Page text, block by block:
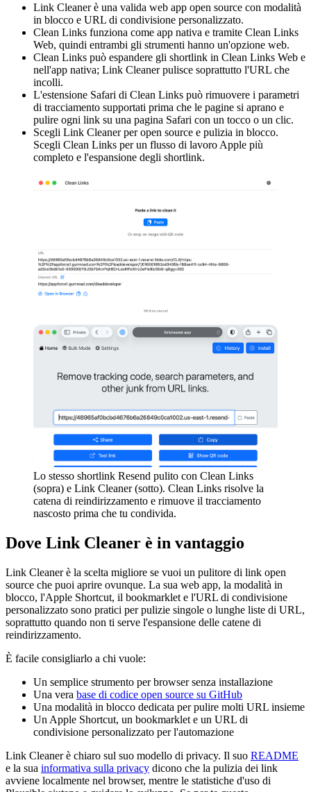
Link Cleaner è una valida web app open source con modalità
in blocco e URL di condivisione personalizzato.
Clean Links funziona come app nativa e tramite Clean Links
Web, quindi entrambi gli strumenti hanno un'opzione web.
Clean Links può espandere gli shortlink in Clean Links Web e
nell'app nativa; Link Cleaner pulisce soprattutto l'URL che
incolli.
L'estensione Safari di Clean Links può rimuovere i parametri
di tracciamento supportati prima che le pagine si aprano e
pulire ogni link su una pagina Safari con un tocco o un clic.
Scegli Link Cleaner per open source e pulizia in blocco.
Scegli Clean Links per un flusso di lavoro Apple più
completo e l'espansione degli shortlink.
Lo stesso shortlink Resend pulito con Clean Links
(sopra) e Link Cleaner (sotto). Clean Links risolve la
catena di reindirizzamento e rimuove il tracciamento
nascosto prima che tu condivida.
Dove Link Cleaner è in vantaggio
Link Cleaner è la scelta migliore se vuoi un pulitore di link open
source che puoi aprire ovunque. La sua web app, la modalità in
blocco, l'Apple Shortcut, il bookmarklet e l'URL di condivisione
personalizzato sono pratici per pulizie singole o lunghe liste di URL,
soprattutto quando non ti serve l'espansione delle catene di
reindirizzamento.
È facile consigliarlo a chi vuole:
Un semplice strumento per browser senza installazione
Una vera base di codice open source su GitHub
Una modalità in blocco dedicata per pulire molti URL insieme
Un Apple Shortcut, un bookmarklet e un URL di
condivisione personalizzato per l'automazione
Link Cleaner è chiaro sul suo modello di privacy. Il suo README
e la sua informativa sulla privacy dicono che la pulizia dei link
avviene localmente nel browser, mentre le statistiche d'uso di